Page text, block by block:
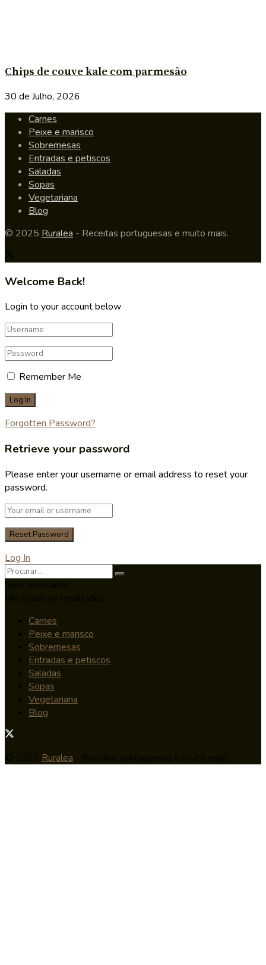
Chips de couve kale com parmesão
30 de Julho, 2026
Carnes
Peixe e marisco
Sobremesas
Entradas e petiscos
Saladas
Sopas
Vegetariana
Blog
© 2025 Ruralea - Receitas portuguesas e muito mais.
Welcome Back!
Login to your account below
Remember Me
Forgotten Password?
Retrieve your password
Please enter your username or email address to reset your
password.
Log In
Carnes
Peixe e marisco
Sobremesas
Entradas e petiscos
Saladas
Sopas
Vegetariana
Blog
Ruralea